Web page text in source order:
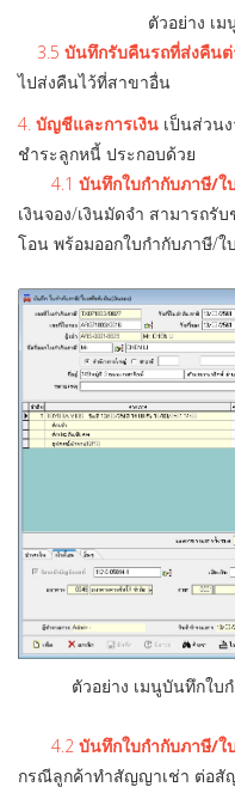
ตัวอย่าง เ
3.5 บันทึกรับคืนรถที่ส่งคืนต่
ไปส่งคืนไว้ที่สาขาอื่น
4. บัญชีและการเงิน เป็นส่วน
ชำระลูกหนี้ ประกอบด้วย
4.1 บันทึกใบกำกับภาษี/ใ
เงินจอง/เงินมัดจำ สามารถรั
โอน พร้อมออกใบกำกับภาษี/ใ
ตัวอย่าง เมนูบันทึกใบ
4.2 บันทึกใบกำกับภาษี/ใ
กรณีลูกค้าทำสัญญาเช่า ต่อสั